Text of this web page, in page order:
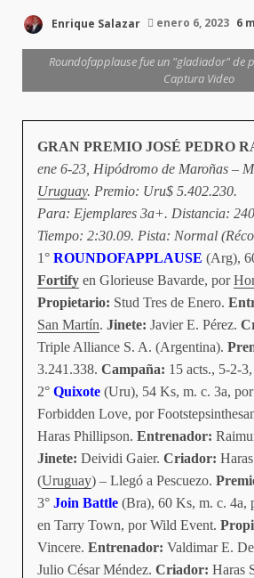
Enrique Salazar enero 6, 2023 6
Roundofapplause fue un "gladiador" de
Captura Video
GRAN PREMIO JOSÉ PEDRO
ene 6-23, Hipódromo de Maroñas –
Uruguay. Premio: Uru$ 5.402.230.
Para: Ejemplares 3a+. Distancia:
Tiempo: 2:30.09. Pista: Normal
1° ROUNDOFAPPLAUSE (Arg),
Fortify en Glorieuse Bavarde, por
Propietario: Stud Tres de Enero.
San Martín. Jinete: Javier E. Pérez.
Triple Alliance S. A. (Argentina).
3.241.338. Campaña: 15 acts., 5-2-
2° Quixote (Uru), 54 Ks, m. c. 3a,
Forbidden Love, por
Haras Phillipson. Entrenador:
Jinete: Deividi Gaier. Criador:
(Uruguay) – Llegó a Pescuezo.
3° Join Battle (Bra), 60 Ks, m. c. 4a,
en Tarry Town, por Wild Event.
Vincere. Entrenador: Valdimar E.
Julio César Méndez. Criador: Haras